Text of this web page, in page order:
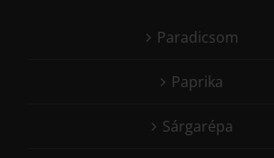
Paradicsom
Paprika
Sárgarépa